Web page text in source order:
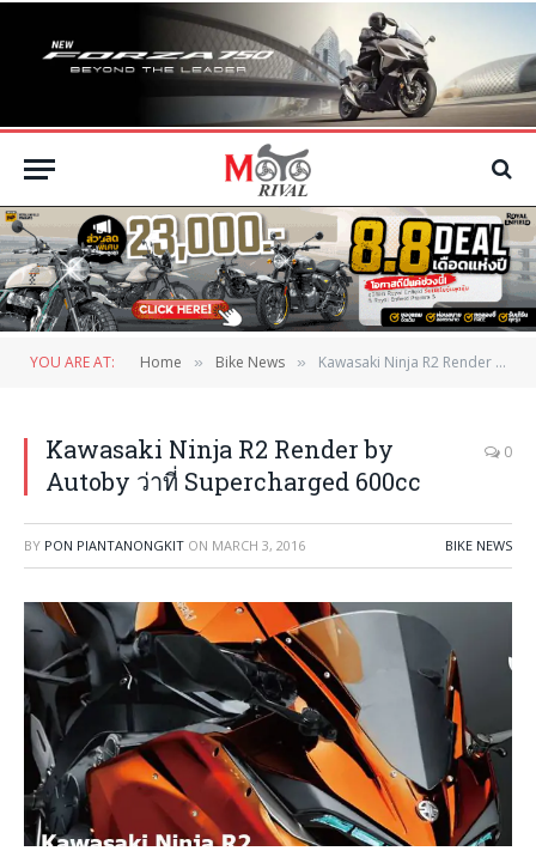
YOU ARE AT: Home » Bike News » Kawasaki Ninja R2 Render by Autoby ว่าที่ Supercharged 600cc
Kawasaki Ninja R2 Render by
Autoby ว่าที่ Supercharged 600cc
0
BY PON PIANTANONGKIT ON MARCH 3, 2016 BIKE NEWS